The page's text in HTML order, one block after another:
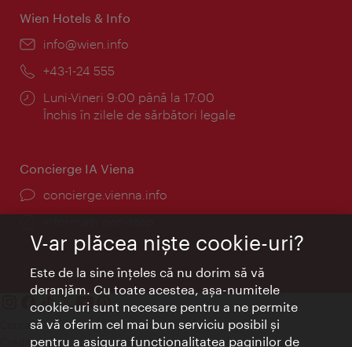
Wien Hotels & Info
E-
info@wien.info
Telefon:
+43-1-24 555
Program:
Luni-Vineri 9:00 până la 17:00
Închis în zilele de sărbători legale
Concierge IA Viena
concierge.vienna.info
Contact
Credits
V-ar plăcea nişte cookie-uri?
Este de la sine înţeles că nu dorim să vă
deranjăm. Cu toate acestea, aşa-numitele
cookie-uri sunt necesare pentru a ne permite
să vă oferim cel mai bun serviciu posibil şi
pentru a asigura funcţionalitatea paginilor de